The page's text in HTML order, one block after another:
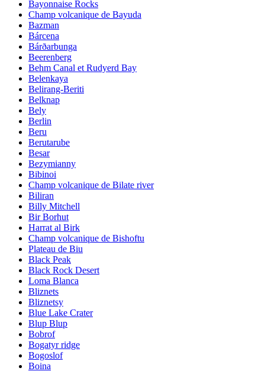
Bayonnaise Rocks
Champ volcanique de Bayuda
Bazman
Bárcena
Bárðarbunga
Beerenberg
Behm Canal et Rudyerd Bay
Belenkaya
Belirang-Beriti
Belknap
Bely
Berlin
Beru
Berutarube
Besar
Bezymianny
Bibinoi
Champ volcanique de Bilate river
Biliran
Billy Mitchell
Bir Borhut
Harrat al Birk
Champ volcanique de Bishoftu
Plateau de Biu
Black Peak
Black Rock Desert
Loma Blanca
Bliznets
Bliznetsy
Blue Lake Crater
Blup Blup
Bobrof
Bogatyr ridge
Bogoslof
Boina